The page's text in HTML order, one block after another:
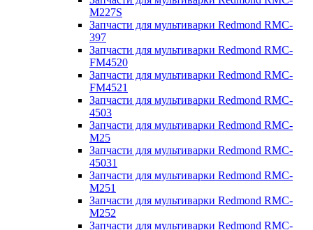
M227S
Запчасти для мультиварки Redmond RMC-
397
Запчасти для мультиварки Redmond RMC-
FM4520
Запчасти для мультиварки Redmond RMC-
FM4521
Запчасти для мультиварки Redmond RMC-
4503
Запчасти для мультиварки Redmond RMC-
M25
Запчасти для мультиварки Redmond RMC-
45031
Запчасти для мультиварки Redmond RMC-
M251
Запчасти для мультиварки Redmond RMC-
M252
Запчасти для мультиварки Redmond RMC-